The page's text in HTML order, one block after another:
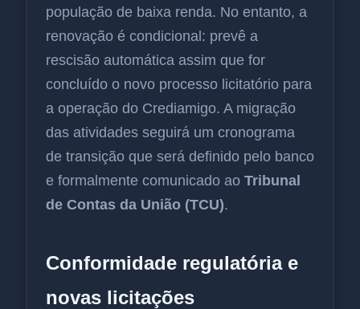
população de baixa renda. No entanto, a
renovação é condicional: prevê a
rescisão automática assim que for
concluído o novo processo licitatório para
a operação do Crediamigo. A migração
das atividades seguirá um cronograma
de transição que será definido pelo banco
e formalmente comunicado ao Tribunal
de Contas da União (TCU).
Conformidade regulatória e
novas licitações